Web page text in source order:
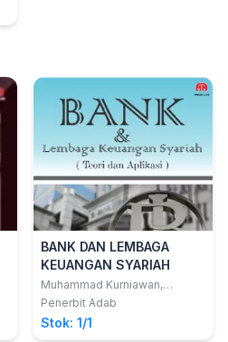
BANK DAN LEMBAGA
KEUANGAN SYARIAH
Muhammad Kurniawan,
S.E.,M.E.Sy
Penerbit Adab
Stok: 1/1